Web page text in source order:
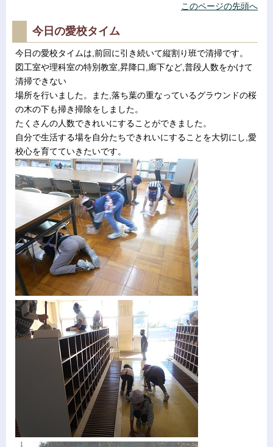
このページの先頭へ
今日の愛校タイム
今日の愛校タイムは,前回に引き続いて縦割り班で清掃です。
図工室や理科室の特別教室,昇降口,廊下など,普段人数をかけて
清掃できない
場所を行いました。また,落ち葉の重なっているグラウンドの桜
の木の下も掃き掃除をしました。
たくさんの人数できれいにすることができました。
自分で生活する場を自分たちできれいにすることを大切にし,愛
校心を育てていきたいです。